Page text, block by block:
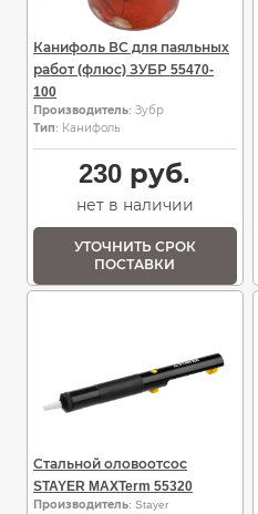
Канифоль ВС для паяльных
работ (флюс) ЗУБР 55470-
100
Производитель: Зубр
Тип: Канифоль
230 руб.
нет в наличии
УТОЧНИТЬ СРОК
ПОСТАВКИ
Стальной оловоотсос
STAYER MAXTerm 55320
Производитель: Stayer